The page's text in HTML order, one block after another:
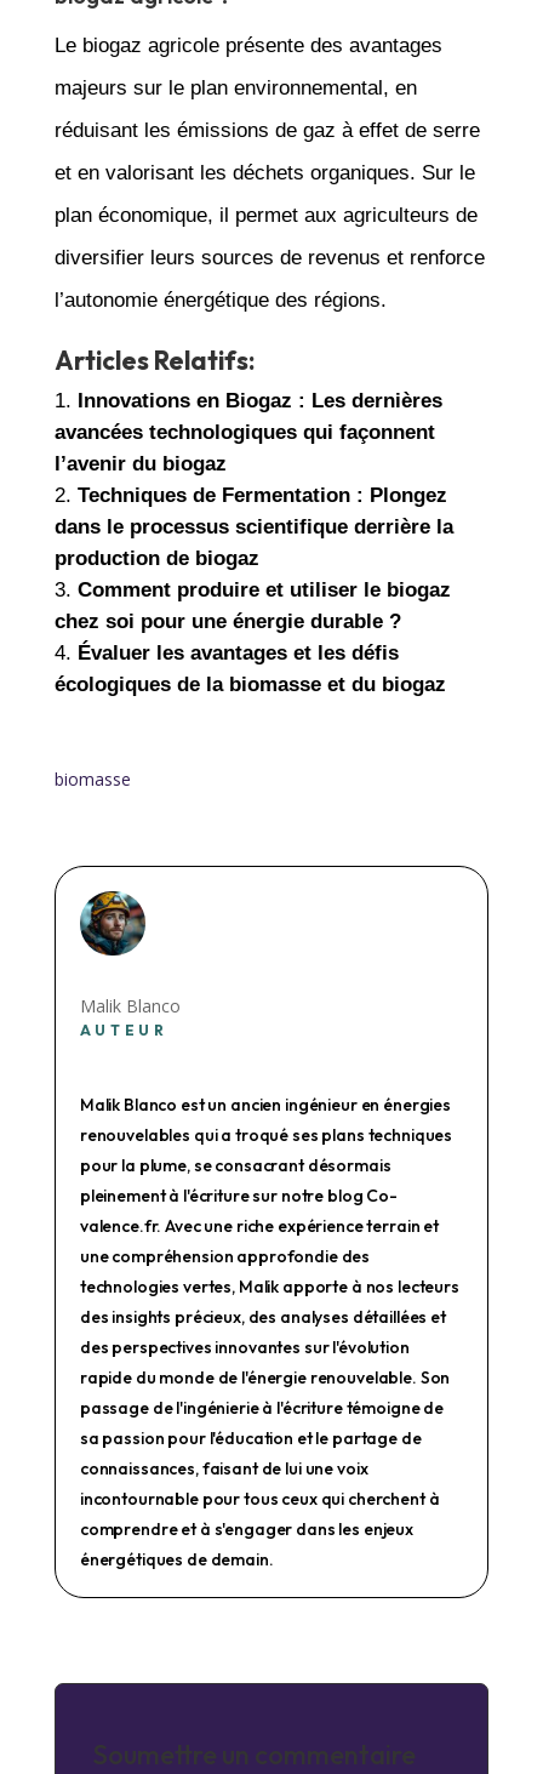
Le biogaz agricole présente des avantages
majeurs sur le plan environnemental, en
réduisant les émissions de gaz à effet de serre
et en valorisant les déchets organiques. Sur le
plan économique, il permet aux agriculteurs de
diversifier leurs sources de revenus et renforce
l’autonomie énergétique des régions.
Articles Relatifs:
Innovations en Biogaz : Les dernières
avancées technologiques qui façonnent
l’avenir du biogaz
Techniques de Fermentation : Plongez
dans le processus scientifique derrière la
production de biogaz
Comment produire et utiliser le biogaz
chez soi pour une énergie durable ?
Évaluer les avantages et les défis
écologiques de la biomasse et du biogaz
biomasse
Malik Blanco
AUTEUR
Malik Blanco est un ancien ingénieur en énergies
renouvelables qui a troqué ses plans techniques
pour la plume, se consacrant désormais
pleinement à l'écriture sur notre blog Co-
valence.fr. Avec une riche expérience terrain et
une compréhension approfondie des
technologies vertes, Malik apporte à nos lecteurs
des insights précieux, des analyses détaillées et
des perspectives innovantes sur l'évolution
rapide du monde de l'énergie renouvelable. Son
passage de l'ingénierie à l'écriture témoigne de
sa passion pour l'éducation et le partage de
connaissances, faisant de lui une voix
incontournable pour tous ceux qui cherchent à
comprendre et à s'engager dans les enjeux
énergétiques de demain.
Soumettre un commentaire